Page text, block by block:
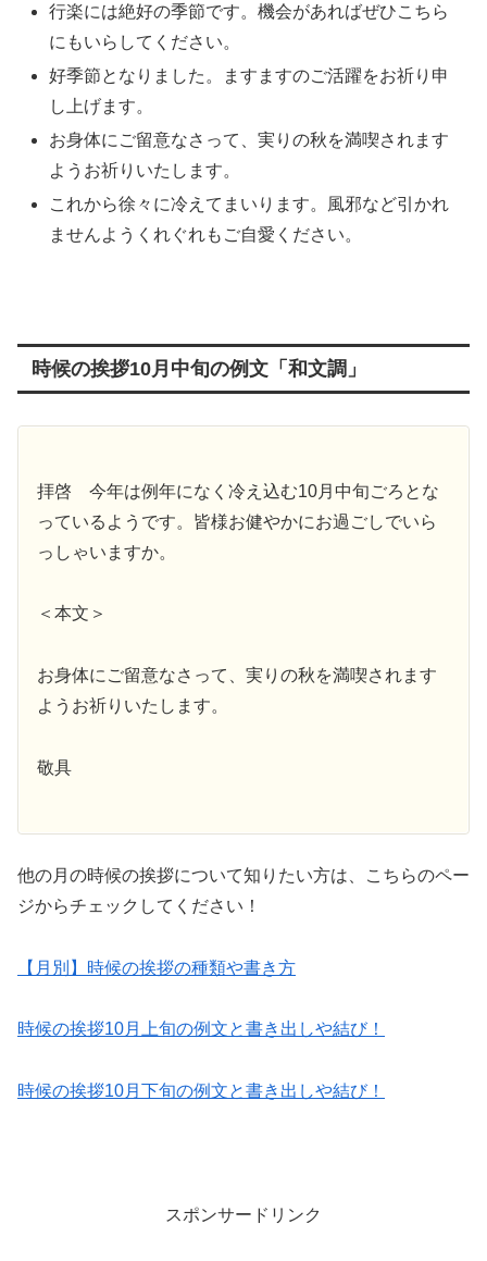
行楽には絶好の季節です。機会があればぜひこちら
にもいらしてください。
好季節となりました。ますますのご活躍をお祈り申
し上げます。
お身体にご留意なさって、実りの秋を満喫されます
ようお祈りいたします。
これから徐々に冷えてまいります。風邪など引かれ
ませんようくれぐれもご自愛ください。
時候の挨拶10月中旬の例文「和文調」
拝啓 今年は例年になく冷え込む10月中旬ごろとな
っているようです。皆様お健やかにお過ごしでいら
っしゃいますか。
＜本文＞
お身体にご留意なさって、実りの秋を満喫されます
ようお祈りいたします。
敬具
他の月の時候の挨拶について知りたい方は、こちらのペー
ジからチェックしてください！
【月別】時候の挨拶の種類や書き方
時候の挨拶10月上旬の例文と書き出しや結び！
時候の挨拶10月下旬の例文と書き出しや結び！
スポンサードリンク